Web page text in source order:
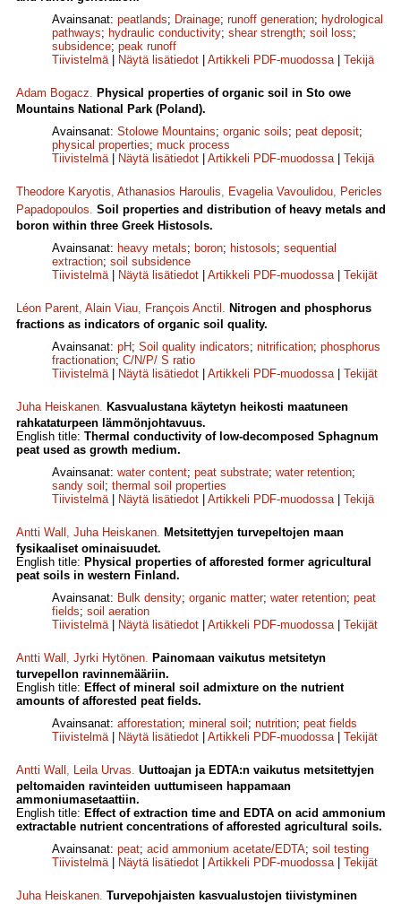
Avainsanat: peatlands; Drainage; runoff generation; hydrological
pathways; hydraulic conductivity; shear strength; soil loss;
subsidence; peak runoff
Tiivistelmä| Näytä lisätiedot Artikkeli PDF-muodossa| Tekijä
Adam Bogacz. Physical properties of organic soil in Sto owe
Mountains National Park (Poland).
Avainsanat: Stolowe Mountains; organic soils; peat deposit;
physical properties; muck process
Tiivistelmä| Näytä lisätiedot Artikkeli PDF-muodossa| Tekijä
Theodore Karyotis, Athanasios Haroulis, Evagelia Vavoulidou, Pericles
Papadopoulos. Soil properties and distribution of heavy metals and
boron within three Greek Histosols.
Avainsanat: heavy metals; boron; histosols; sequential
extraction; soil subsidence
Tiivistelmä| Näytä lisätiedot Artikkeli PDF-muodossa| Tekijät
Léon Parent, Alain Viau, François Anctil . Nitrogen and phosphorus
fractions as indicators of organic soil quality.
Avainsanat: pH; Soil quality indicators; nitrification; phosphorus
fractionation; C/N/P/ S ratio
Tiivistelmä| Näytä lisätiedot Artikkeli PDF-muodossa| Tekijät
Juha Heiskanen. Kasvualustana käytetyn heikosti maatuneen
rahkataturpeen lämmönjohtavuus.
English title: Thermal conductivity of low-decomposed Sphagnum
peat used as growth medium.
Avainsanat: water content; peat substrate; water retention;
sandy soil ; thermal soil properties
Tiivistelmä| Näytä lisätiedot Artikkeli PDF-muodossa| Tekijä
Antti Wall , Juha Heiskanen. Metsitettyjen turvepeltojen maan
fysikaaliset ominaisuudet.
English title: Physical properties of afforested former agricultural
peat soils in western Finland.
Avainsanat: Bulk density; organic matter; water retention; peat
fields; soil aeration
Tiivistelmä| Näytä lisätiedot Artikkeli PDF-muodossa| Tekijät
Antti Wall , Jyrki Hytönen. Painomaan vaikutus metsitetyn
turvepellon ravinnemääriin.
English title: Effect of mineral soil admixture on the nutrient
amounts of afforested peat fields.
Avainsanat: afforestation; mineral soil ; nutrition; peat fields
Tiivistelmä| Näytä lisätiedot Artikkeli PDF-muodossa| Tekijät
Antti Wall , Leila Urvas. Uuttoajan ja EDTA:n vaikutus metsitettyjen
peltomaiden ravinteiden uuttumiseen happamaan
ammoniumasetaattiin.
English title: Effect of extraction time and EDTA on acid ammonium
extractable nutrient concentrations of afforested agricultural soils.
Avainsanat: peat; acid ammonium acetate/EDTA; soil testing
Tiivistelmä| Näytä lisätiedot Artikkeli PDF-muodossa| Tekijät
Juha Heiskanen. Turvepohjaisten kasvualustojen tiivistyminen